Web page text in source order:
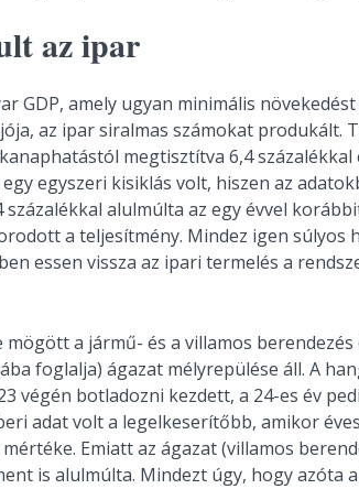
az ipar
GDP, amely ugyan minimális
az ipar siralmas számokat produkált.
megtisztítva 6,4 százalékkal
egyszeri kisiklás volt, hiszen az
alulmúlta az egy évvel
a teljesítmény. Mindez igen súlyos
essen vissza az ipari termelés a
a jármű- és a villamos berendezés
foglalja) ágazat mélyrepülése áll. A
végén botladozni kezdett, a 24-es év
adat volt a legelkeserítőbb, amikor
Emiatt az ágazat (villamos
is alulmúlta. Mindezt úgy, hogy azóta